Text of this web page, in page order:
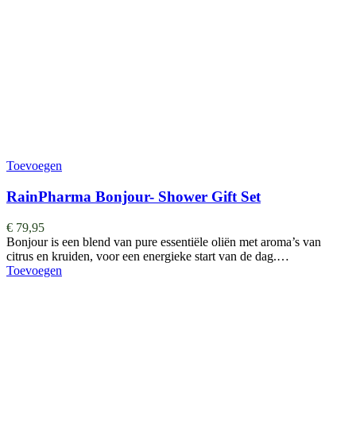
Toevoegen
RainPharma Bonjour- Shower Gift Set
€ 79,95
Bonjour is een blend van pure essentiële oliën met aroma’s van
citrus en kruiden, voor een energieke start van de dag.…
Toevoegen